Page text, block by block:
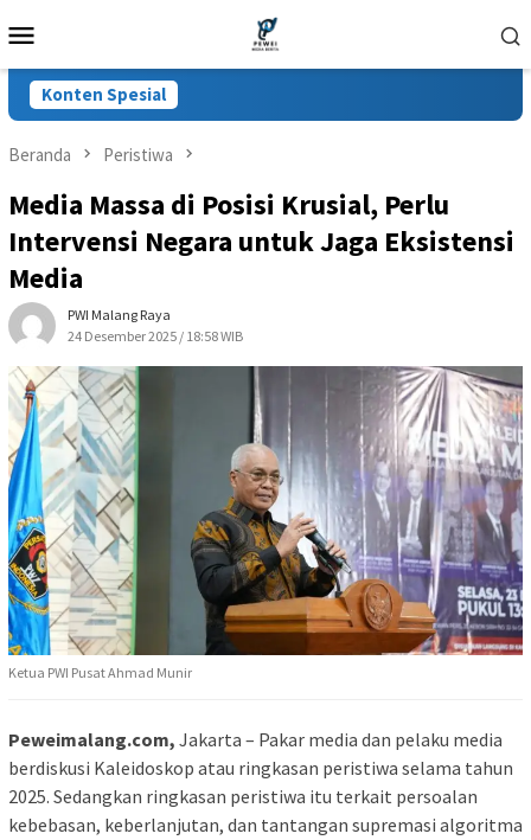
ke
Mobile
Konten Spesial
Beranda Peristiwa
Media Massa di Posisi Krusial, Perlu
Intervensi Negara untuk Jaga Eksistensi
Media
PWI Malang Raya
24 Desember 2025 / 18:58 WIB
Ketua PWI Pusat Ahmad Munir
Peweimalang.com, Jakarta – Pakar media dan pelaku media
berdiskusi Kaleidoskop atau ringkasan peristiwa selama tahun
2025. Sedangkan ringkasan peristiwa itu terkait persoalan
kebebasan, keberlanjutan, dan tantangan supremasi algoritma